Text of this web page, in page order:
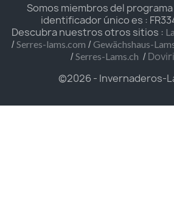
Somos miembros del programa
identificador único es :
Descubra nuestros otros sitios :
/ Serres-lams.com /Gewächshaus-
/ Serres-Lams.ch /
©2026 - Invernaderos-